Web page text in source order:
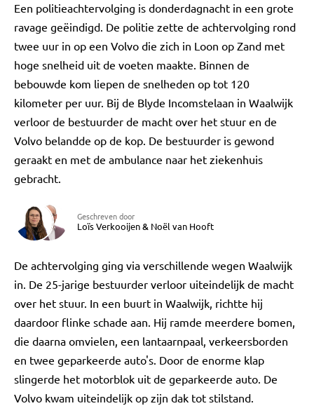
Een politieachtervolging is donderdagnacht in een grote
ravage geëindigd. De politie zette de achtervolging rond
twee uur in op een Volvo die zich in Loon op Zand met
hoge snelheid uit de voeten maakte. Binnen de
bebouwde kom liepen de snelheden op tot 120
kilometer per uur. Bij de Blyde Incomstelaan in Waalwijk
verloor de bestuurder de macht over het stuur en de
Volvo belandde op de kop. De bestuurder is gewond
geraakt en met de ambulance naar het ziekenhuis
gebracht.
Geschreven door
Loïs Verkooijen& Noël van Hooft
De achtervolging ging via verschillende wegen Waalwijk
in. De 25-jarige bestuurder verloor uiteindelijk de macht
over het stuur. In een buurt in Waalwijk, richtte hij
daardoor flinke schade aan. Hij ramde meerdere bomen,
die daarna omvielen, een lantaarnpaal, verkeersborden
en twee geparkeerde auto's. Door de enorme klap
slingerde het motorblok uit de geparkeerde auto. De
Volvo kwam uiteindelijk op zijn dak tot stilstand.